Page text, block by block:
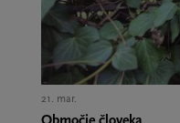
21. mar.